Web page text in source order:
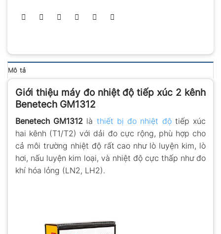
Mô tả
Giới thiệu máy đo nhiệt độ tiếp xúc 2 kênh
Benetech GM1312
Benetech GM1312 là thiết bị đo nhiệt độtiếp xúc
hai kênh (T1/T2) với dải đo cực rộng, phù hợp cho
cả môi trường nhiệt độ rất cao như lò luyện kim, lò
hơi, nấu luyện kim loại, và nhiệt độ cực thấp như đo
khí hóa lỏng (LN2, LH2).